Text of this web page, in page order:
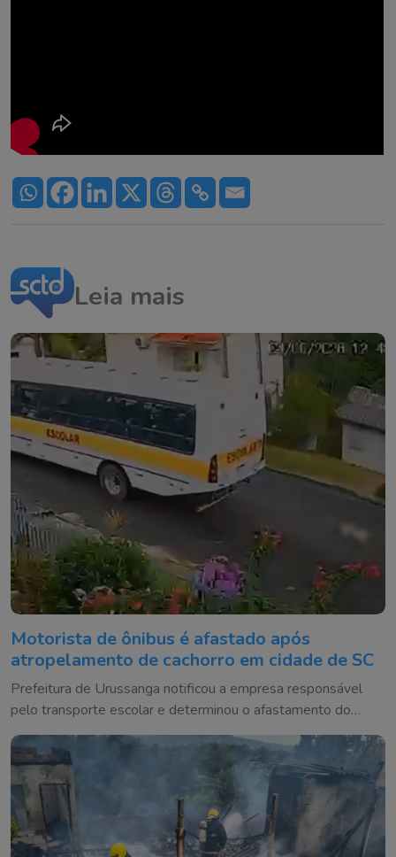
Leia mais
Motorista de ônibus é afastado após
atropelamento de cachorro em cidade de SC
Prefeitura de Urussanga notificou a empresa responsável
pelo transporte escolar e determinou o afastamento do
condutor até a conclusão da apuração do caso